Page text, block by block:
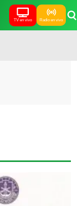
TV en vivo Radio en vivo